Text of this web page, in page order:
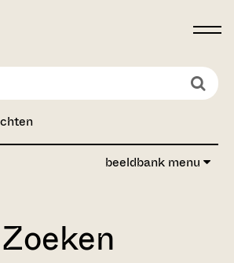
beeldbank menu
Zoeken